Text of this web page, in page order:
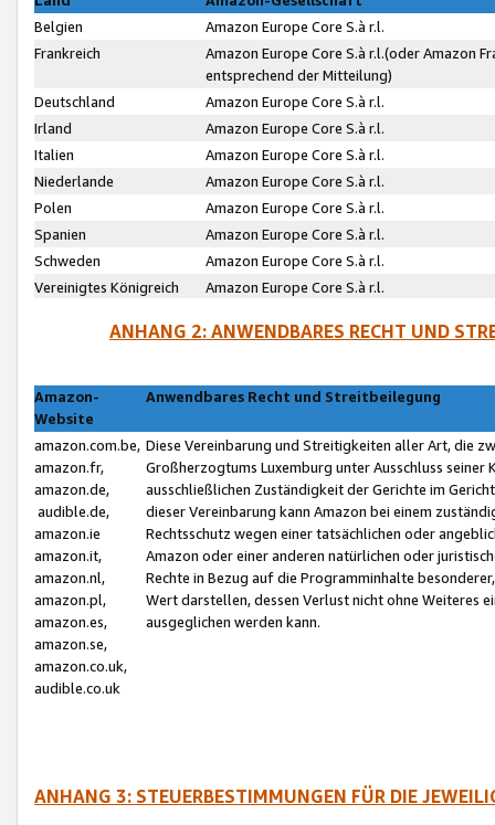
Belgien
Amazon Europe Core S.à r.l.
Frankreich
Amazon Europe Core S.à r.l.(oder Amazon
entsprechend der Mitteilung)
Deutschland
Amazon Europe Core S.à r.l.
Irland
Amazon Europe Core S.à r.l.
Italien
Amazon Europe Core S.à r.l.
Niederlande
Amazon Europe Core S.à r.l.
Polen
Amazon Europe Core S.à r.l.
Spanien
Amazon Europe Core S.à r.l.
Schweden
Amazon Europe Core S.à r.l.
Vereinigtes Königreich
Amazon Europe Core S.à r.l.
ANHANG 2: ANWENDBARES RECHT UND
Amazon-
Website
Anwendbares Recht und Streitbeilegung
amazon.com.be,
amazon.fr,
amazon.de,
audible.de,
amazon.ie
amazon.it,
amazon.nl,
amazon.pl,
amazon.es,
amazon.se,
amazon.co.uk,
audible.co.uk
Diese Vereinbarung und Streitigkeiten aller Art, die
Großherzogtums Luxemburg unter Ausschluss
ausschließlichen Zuständigkeit der Gerichte im
dieser Vereinbarung kann Amazon bei einem
Rechtsschutz wegen einer tatsächlichen oder
Amazon oder einer anderen natürlichen oder
Rechte in Bezug auf die Programminhalte
Wert darstellen, dessen Verlust nicht ohne Weiteres
ausgeglichen werden kann.
ANHANG 3: STEUERBESTIMMUNGEN FÜR DIE